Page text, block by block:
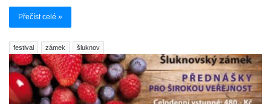
Přečíst celé »
festival zámek šluknov